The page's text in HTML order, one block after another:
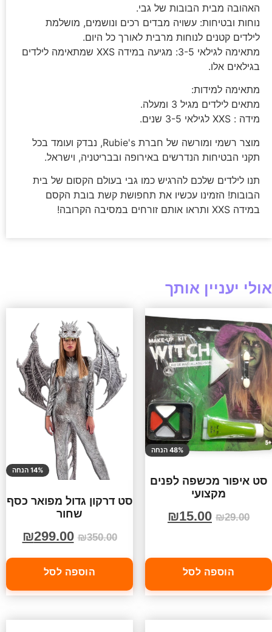
האהובה מבית הבובות של גבי.
נוחות ובטיחות: עשויה מבדים רכים ונושמים, מושלמת
לילדים קטנים לנוחות מרבית לאורך כל היום.
מתאימה לגילאי 3-5: מגיעה במידה XXS שמתאימה לילדים
בגילאים אלו.
מתאימה למידות:
מתאים לילדים מגיל 3 ומעלה.
מידה : XXS לגילאי 3-5 שנים.
מוצר רשמי ומורשה של חברת Rubie's, נבדק ועומד בכל
תקני הבטיחות הנדרשים באירופה ובבריטניה, וישראל.
תנו לילדים שלכם להרגיש כמו גבי בעולם הקסום של בית
הבובות! הזמינו עכשיו את תחפושת קשת בובת הקסם
במידה XXS ותראו אותם זורחים במסיבה הקרובה!
אולי יעניין אותך
48% הנחה
סט איפור מכשפה לפנים
מקצועי
₪29.00
₪15.00
הוספה לסל
14% הנחה
סט דרקון גדול מפואר כסף
שחור
₪350.00
₪299.00
הוספה לסל